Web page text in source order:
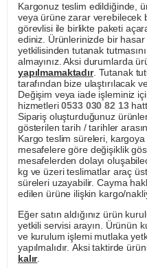
Kargonuz teslim edildiğinde,
veya ürüne zarar verebilecek
görevlisi ile birlikte paketi
ediniz. Ürünlerinizde bir
yetkilisinden tutanak
almayınız. Aksi durumlarda
yapılmamaktadır. Tutanak
tarafından bize ulaştırılacak
Değişim veya iade işleminiz
hizmetleri0533 030 82 13
Sipariş oluşturduğunuz
gösterilen tarih / tarihler
Kargo teslim süreleri,
mesafelere göre değişiklik
mesafelerden dolayı
kg ve üzeri teslimatlar araç
süreleri uzayabilir. Cayma
edilen ürüne ilişkin kargo/
Eğer satın aldığınız ürün
yetkili servisi arayın. Ürünün
ve kurulum işlemi mutlaka
yapılmalıdır. Aksi taktirde
kalır.